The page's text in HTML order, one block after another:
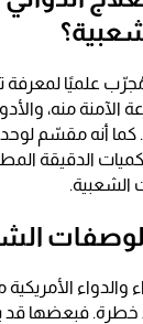
علميًا لمعرفة
الآمنة منه،
أنه مقسّم
الدقيقة
الشعبية.
الأمريكية
فبعضها قد